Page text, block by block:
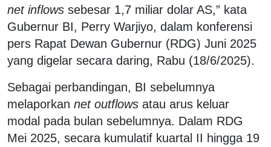
net inflows sebesar 1,7 miliar dolar AS,” kata
Gubernur BI, Perry Warjiyo, dalam konferensi
pers Rapat Dewan Gubernur (RDG) Juni 2025
yang digelar secara daring, Rabu (18/6/2025).
Sebagai perbandingan, BI sebelumnya
melaporkan net outflows atau arus keluar
modal pada bulan sebelumnya. Dalam RDG
Mei 2025, secara kumulatif kuartal II hingga 19